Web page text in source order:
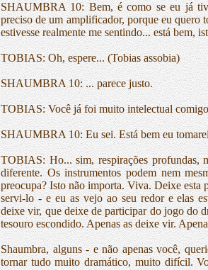
SHAUMBRA 10: Bem, é como se eu já
preciso de um amplificador, porque eu quero
estivesse realmente me sentindo... está bem,
TOBIAS: Oh, espere... (Tobias assobia)
SHAUMBRA 10: ... parece justo.
TOBIAS: Você já foi muito intelectual
SHAUMBRA 10: Eu sei. Está bem eu
TOBIAS: Ho... sim, respirações profundas,
diferente. Os instrumentos podem nem
preocupa? Isto não importa. Viva. Deixe esta
servi-lo - e eu as vejo ao seu redor e elas
deixe vir, que deixe de participar do jogo do
tesouro escondido. Apenas as deixe vir.
Shaumbra, alguns - e não apenas você,
tornar tudo muito dramático, muito difícil.